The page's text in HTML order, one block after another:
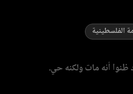
الفلسطينية
ظنوا أنه مات ولكنه حي.